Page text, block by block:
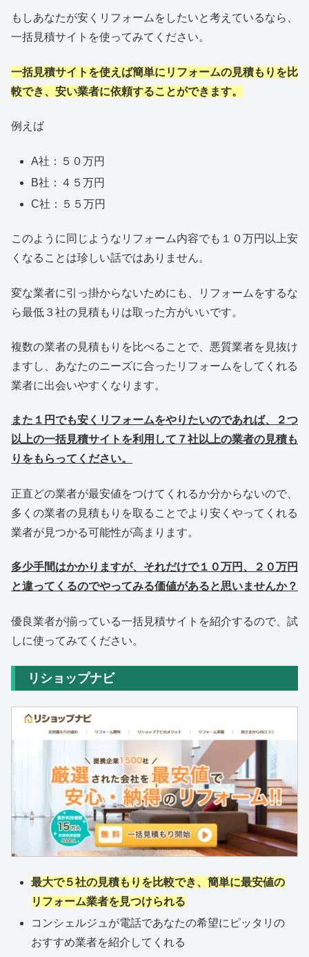
もしあなたが安くリフォームをしたいと考えているなら、
一括見積サイトを使ってみてください。
一括見積サイトを使えば簡単にリフォームの見積もりを比
較でき、安い業者に依頼することができます。
例えば
A社：５０万円
B社：４５万円
C社：５５万円
このように同じようなリフォーム内容でも１０万円以上安
くなることは珍しい話ではありません。
変な業者に引っ掛からないためにも、リフォームをするな
ら最低３社の見積もりは取った方がいいです。
複数の業者の見積もりを比べることで、悪質業者を見抜け
ますし、あなたのニーズに合ったリフォームをしてくれる
業者に出会いやすくなります。
また１円でも安くリフォームをやりたいのであれば、２つ
以上の一括見積サイトを利用して７社以上の業者の見積も
りをもらってください。
正直どの業者が最安値をつけてくれるか分からないので、
多くの業者の見積もりを取ることでより安くやってくれる
業者が見つかる可能性が高まります。
多少手間はかかりますが、それだけで１０万円、２０万円
と違ってくるのでやってみる価値があると思いませんか？
優良業者が揃っている一括見積サイトを紹介するので、試
しに使ってみてください。
リショップナビ
最大で５社の見積もりを比較でき、簡単に最安値の
リフォーム業者を見つけられる
コンシェルジュが電話であなたの希望にピッタリの
おすすめ業者を紹介してくれる